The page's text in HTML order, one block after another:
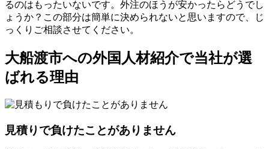
るのはもったいないです。外注のほうが安かったらどうでし
ょうか？この部分は簡単に決められないと思いますので、じ
っくりご相談させてください。
大船渡市への外国人材紹介で当社が選
ばれる理由
見積りで負けたことがありません